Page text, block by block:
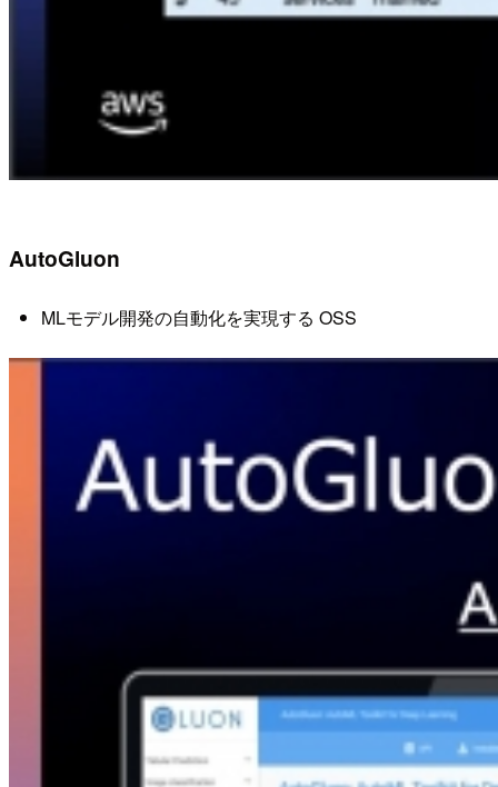
AutoGluon
MLモデル開発の自動化を実現する OSS